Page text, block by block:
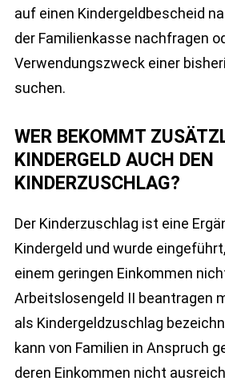
auf einen Kindergeldbescheid
der Familienkasse nachfragen
Verwendungszweck einer
suchen.
WER BEKOMMT
KINDERGELD AUCH DEN
KINDERZUSCHLAG?
Der Kinderzuschlag ist eine
Kindergeld und wurde
einem geringen Einkommen
Arbeitslosengeld II beantragen
als Kindergeldzuschlag
kann von Familien in Anspruch
deren Einkommen nicht